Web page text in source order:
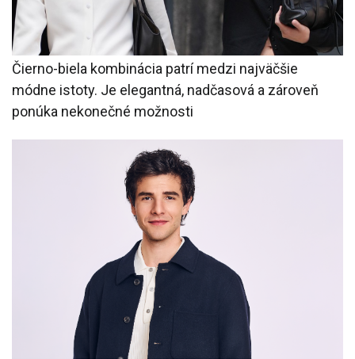
Čierno-biela kombinácia patrí medzi najväčšie
módne istoty. Je elegantná, nadčasová a zároveň
ponúka nekonečné možnosti